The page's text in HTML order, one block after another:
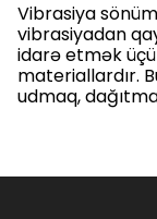
Vibrasiya
vibrasiyadan
idarə etmək
materiallardır.
udmaq,